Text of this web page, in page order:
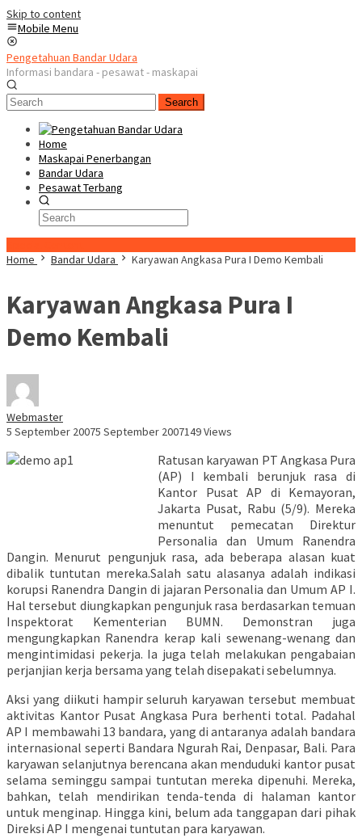
Skip to content
Mobile Menu
Pengetahuan Bandar Udara
Informasi bandara - pesawat - maskapai
Search
Home
Maskapai Penerbangan
Bandar Udara
Pesawat Terbang
Home
Bandar Udara Karyawan Angkasa Pura I Demo Kembali
Karyawan Angkasa Pura I
Demo Kembali
Webmaster
5 September 20075 September 2007149 Views
Ratusan karyawan PT Angkasa Pura
(AP) I kembali berunjuk rasa di
Kantor Pusat AP di Kemayoran,
Jakarta Pusat, Rabu (5/9). Mereka
menuntut pemecatan Direktur
Personalia dan Umum Ranendra
Dangin. Menurut pengunjuk rasa, ada beberapa alasan kuat
dibalik tuntutan mereka.Salah satu alasanya adalah indikasi
korupsi Ranendra Dangin di jajaran Personalia dan Umum AP I.
Hal tersebut diungkapkan pengunjuk rasa berdasarkan temuan
Inspektorat Kementerian BUMN. Demonstran juga
mengungkapkan Ranendra kerap kali sewenang-wenang dan
mengintimidasi pekerja. Ia juga telah melakukan pengabaian
perjanjian kerja bersama yang telah disepakati sebelumnya.
Aksi yang diikuti hampir seluruh karyawan tersebut membuat
aktivitas Kantor Pusat Angkasa Pura berhenti total. Padahal
AP I membawahi 13 bandara, yang di antaranya adalah bandara
internasional seperti Bandara Ngurah Rai, Denpasar, Bali. Para
karyawan selanjutnya berencana akan menduduki kantor pusat
selama seminggu sampai tuntutan mereka dipenuhi. Mereka,
bahkan, telah mendirikan tenda-tenda di halaman kantor
untuk menginap. Hingga kini, belum ada tanggapan dari pihak
Direksi AP I mengenai tuntutan para karyawan.